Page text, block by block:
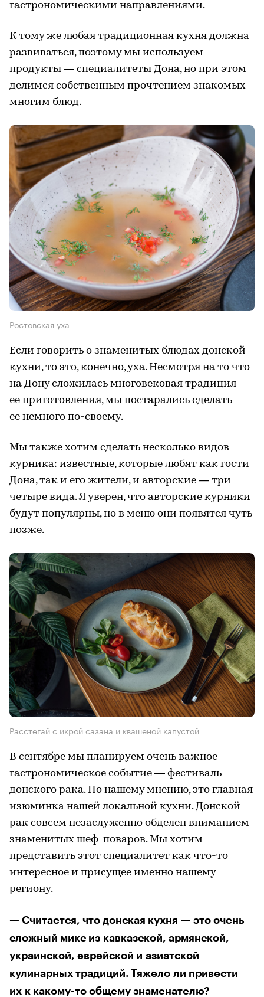
гастрономическими направлениями.
К тому же любая традиционная кухня должна
развиваться, поэтому мы используем
продукты — специалитеты Дона, но при этом
делимся собственным прочтением знакомых
многим блюд.
Ростовская уха
Если говорить о знаменитых блюдах донской
кухни, то это, конечно, уха. Несмотря на то что
на Дону сложилась многовековая традиция
ее приготовления, мы постарались сделать
ее немного по-своему.
Мы также хотим сделать несколько видов
курника: известные, которые любят как гости
Дона, так и его жители, и авторские — три-
четыре вида. Я уверен, что авторские курники
будут популярны, но в меню они появятся чуть
позже.
Расстегай с икрой сазана и квашеной капустой
В сентябре мы планируем очень важное
гастрономическое событие — фестиваль
донского рака. По нашему мнению, это главная
изюминка нашей локальной кухни. Донской
рак совсем незаслуженно обделен вниманием
знаменитых шеф-поваров. Мы хотим
представить этот специалитет как что-то
интересное и присущее именно нашему
региону.
— Считается, что донская кухня — это очень
сложный микс из кавказской, армянской,
украинской, еврейской и азиатской
кулинарных традиций. Тяжело ли привести
их к какому-то общему знаменателю?